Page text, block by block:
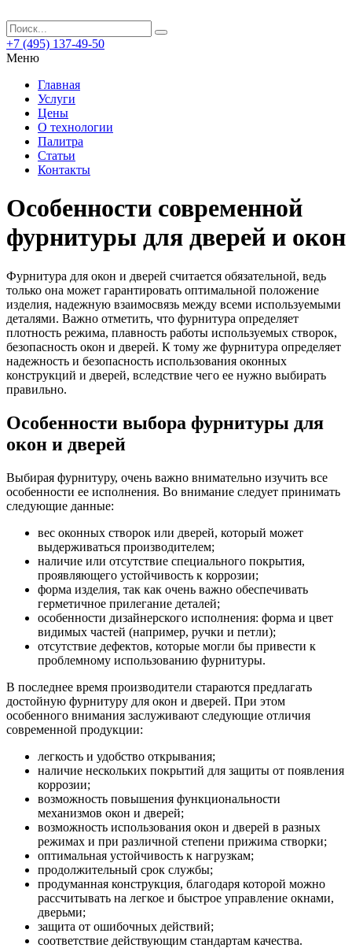
+7 (495) 137-49-50
Меню
Главная
Услуги
Цены
О технологии
Палитра
Статьи
Контакты
Особенности современной
фурнитуры для дверей и окон
Фурнитура для окон и дверей считается обязательной, ведь
только она может гарантировать оптимальной положение
изделия, надежную взаимосвязь между всеми используемыми
деталями. Важно отметить, что фурнитура определяет
плотность режима, плавность работы используемых створок,
безопасность окон и дверей. К тому же фурнитура определяет
надежность и безопасность использования оконных
конструкций и дверей, вследствие чего ее нужно выбирать
правильно.
Особенности выбора фурнитуры для
окон и дверей
Выбирая фурнитуру, очень важно внимательно изучить все
особенности ее исполнения. Во внимание следует принимать
следующие данные:
вес оконных створок или дверей, который может
выдерживаться производителем;
наличие или отсутствие специального покрытия,
проявляющего устойчивость к коррозии;
форма изделия, так как очень важно обеспечивать
герметичное прилегание деталей;
особенности дизайнерского исполнения: форма и цвет
видимых частей (например, ручки и петли);
отсутствие дефектов, которые могли бы привести к
проблемному использованию фурнитуры.
В последнее время производители стараются предлагать
достойную фурнитуру для окон и дверей. При этом
особенного внимания заслуживают следующие отличия
современной продукции:
легкость и удобство открывания;
наличие нескольких покрытий для защиты от появления
коррозии;
возможность повышения функциональности
механизмов окон и дверей;
возможность использования окон и дверей в разных
режимах и при различной степени прижима створки;
оптимальная устойчивость к нагрузкам;
продолжительный срок службы;
продуманная конструкция, благодаря которой можно
рассчитывать на легкое и быстрое управление окнами,
дверьми;
защита от ошибочных действий;
соответствие действующим стандартам качества.